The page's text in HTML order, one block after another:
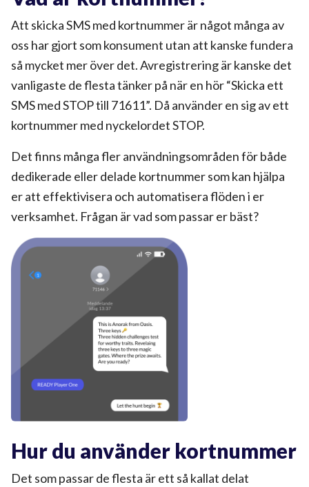
Att skicka SMS med kortnummer är något många av
oss har gjort som konsument utan att kanske fundera
så mycket mer över det. Avregistrering är kanske det
vanligaste de flesta tänker på när en hör “Skicka ett
SMS med STOP till 71611”. Då använder en sig av ett
kortnummer med nyckelordet STOP.
Det finns många fler användningsområden för både
dedikerade eller delade kortnummer som kan hjälpa
er att effektivisera och automatisera flöden i er
verksamhet. Frågan är vad som passar er bäst?
Hur du använder kortnummer
Det som passar de flesta är ett så kallat delat